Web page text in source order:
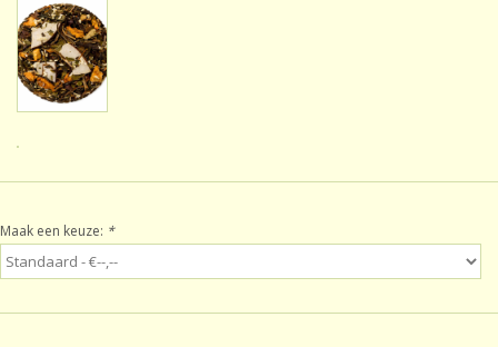
BeppeDeli en 8tea1
Contact
Sale!
Laatste kans!
Maak een keuze: *